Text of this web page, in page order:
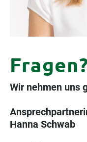
Wir nehmen uns
Hanna Schwab